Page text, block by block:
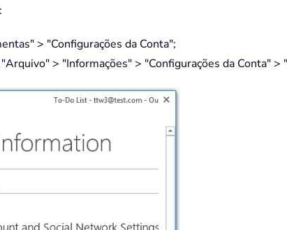
> "Configurações da Conta";
> "Informações" > "Configurações da Conta" >